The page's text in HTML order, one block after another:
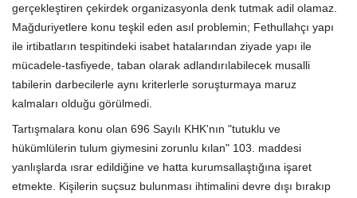
gerçekleştiren çekirdek organizasyonla denk tutmak adil olamaz.
Mağduriyetlere konu teşkil eden asıl problemin; Fethullahçı yapı
ile irtibatların tespitindeki isabet hatalarından ziyade yapı ile
mücadele-tasfiyede, taban olarak adlandırılabilecek musalli
tabilerin darbecilerle aynı kriterlerle soruşturmaya maruz
kalmaları olduğu görülmedi.
Tartışmalara konu olan 696 Sayılı KHK'nın "tutuklu ve
hükümlülerin tulum giymesini zorunlu kılan" 103. maddesi
yanlışlarda ısrar edildiğine ve hatta kurumsallaştığına işaret
etmekte. Kişilerin suçsuz bulunması ihtimalini devre dışı bırakıp